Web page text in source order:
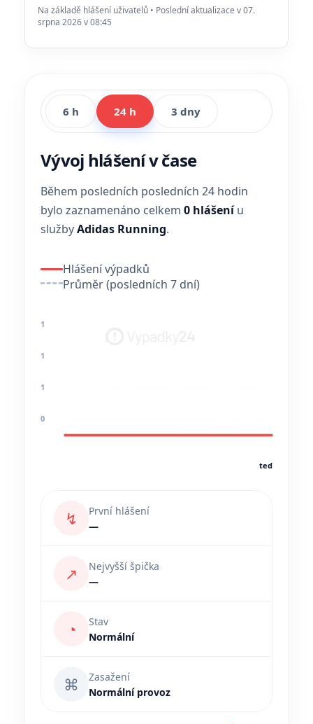
Na základě hlášení uživatelů • Poslední aktualizace v 07.
srpna 2026 v 08:45
6 h 24 h 3 dny
Vývoj hlášení v čase
Během posledních posledních 24 hodin
bylo zaznamenáno celkem 0 hlášeníu
službyAdidas Running.
Hlášení výpadků
Průměr (posledních 7 dní)
1
1
1
0
teď
↯
První hlášení
—
↗
Nejvyšší špička
—
◔
Stav
Normální
⌘
Zasažení
Normální provoz